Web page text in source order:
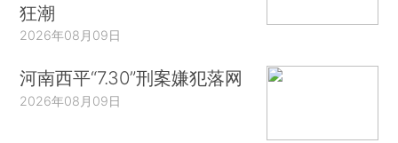
狂潮
2026年08月09日
河南西平“7.30”刑案嫌犯落网
2026年08月09日